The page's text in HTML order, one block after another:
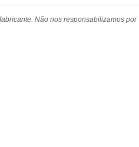
Não nos responsabilizamos por